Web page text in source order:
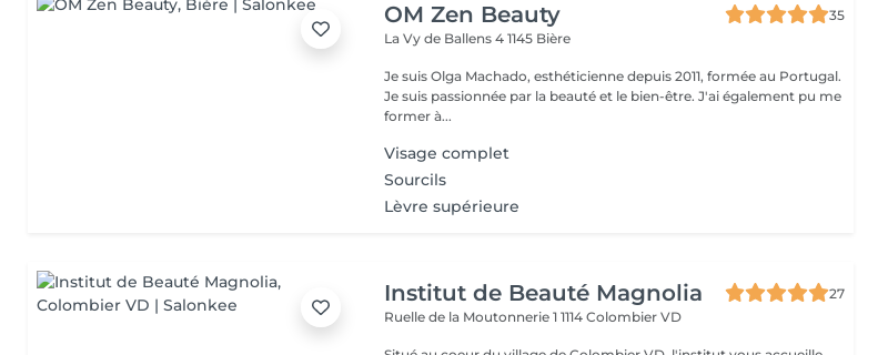
OM Zen Beauty
35
La Vy de Ballens 41145 Bière
Je suis Olga Machado, esthéticienne depuis 2011, formée au Portugal.
Je suis passionnée par la beauté et le bien-être. J'ai également pu me
former à...
Visage complet
Sourcils
Lèvre supérieure
Institut de Beauté Magnolia
27
Ruelle de la Moutonnerie 11114 Colombier VD